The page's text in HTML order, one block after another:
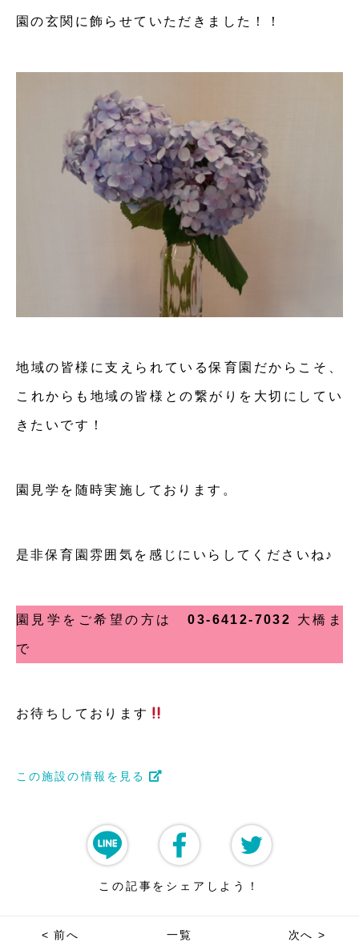
園の玄関に飾らせていただきました！！
地域の皆様に支えられている保育園だからこそ、
これからも地域の皆様との繋がりを大切にしてい
きたいです！
園見学を随時実施しております。
是非保育園雰囲気を感じにいらしてくださいね♪
園見学をご希望の方は03-6412-7032 大橋ま
で
お待ちしております
この施設の情報を見る
この記事をシェアしよう！
< 前へ 一覧 次へ >